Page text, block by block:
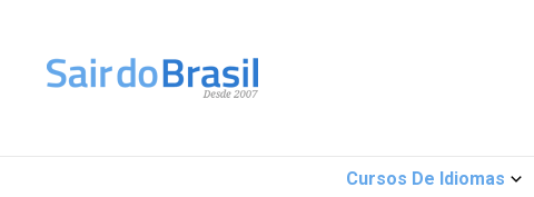
Cursos De Idiomas